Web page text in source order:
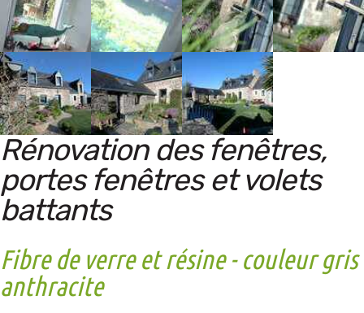
Rénovation des fenêtres,
portes fenêtres et volets
battants
Fibre de verre et résine - couleur gris
anthracite